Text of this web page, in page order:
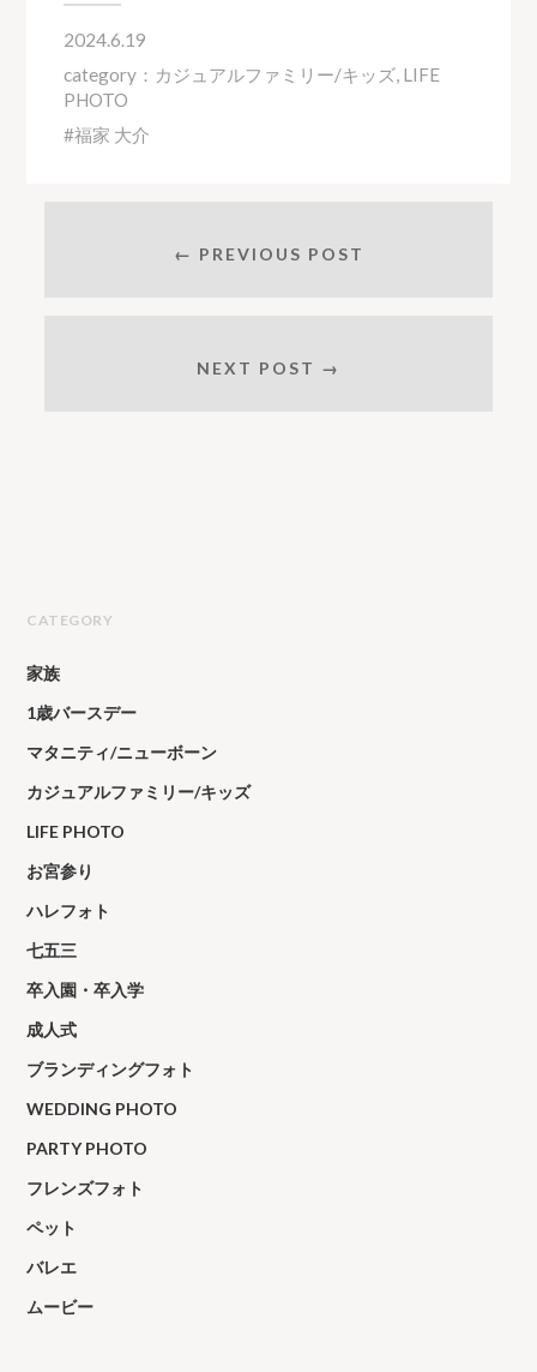
2024.6.19
category： カジュアルファミリー/キッズ, LIFE
PHOTO
福家 大介
← PREVIOUS POST
NEXT POST →
CATEGORY
家族
1歳バースデー
マタニティ/ニューボーン
カジュアルファミリー/キッズ
LIFE PHOTO
お宮参り
ハレフォト
七五三
卒入園・卒入学
成人式
ブランディングフォト
WEDDING PHOTO
PARTY PHOTO
フレンズフォト
ペット
バレエ
ムービー